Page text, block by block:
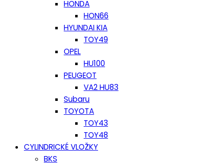
HONDA
HON66
HYUNDAI KIA
TOY49
OPEL
HU100
PEUGEOT
VA2 HU83
Subaru
TOYOTA
TOY43
TOY48
CYLINDRICKÉ VLOŽKY
BKS